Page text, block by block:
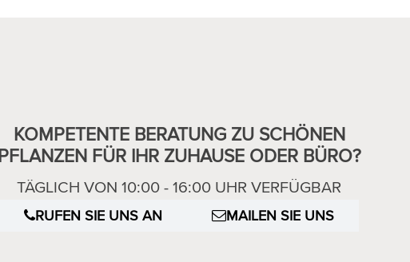
KOMPETENTE BERATUNG ZU SCHÖNEN
FÜR IHR ZUHAUSE ODER BÜRO?
TÄGLICH VON 10:00 - 16:00 UHR VERFÜGBAR
RUFEN SIE UNS AN MAILEN SIE UNS